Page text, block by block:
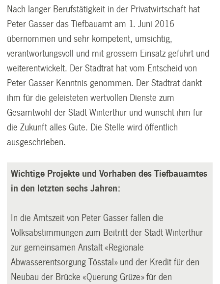
Nach langer Berufstätigkeit in der Privatwirtschaft hat
Peter Gasser das Tiefbauamt am 1. Juni 2016
übernommen und sehr kompetent, umsichtig,
verantwortungsvoll und mit grossem Einsatz geführt und
weiterentwickelt. Der Stadtrat hat vom Entscheid von
Peter Gasser Kenntnis genommen. Der Stadtrat dankt
ihm für die geleisteten wertvollen Dienste zum
Gesamtwohl der Stadt Winterthur und wünscht ihm für
die Zukunft alles Gute. Die Stelle wird öffentlich
ausgeschrieben.
Wichtige Projekte und Vorhaben des Tiefbauamtes
in den letzten sechs Jahren:
In die Amtszeit von Peter Gasser fallen die
Volksabstimmungen zum Beitritt der Stadt Winterthur
zur gemeinsamen Anstalt «Regionale
Abwasserentsorgung Tösstal» und der Kredit für den
Neubau der Brücke «Querung Grüze» für den